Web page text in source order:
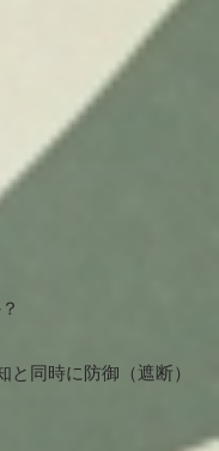
同時に防御（遮断）